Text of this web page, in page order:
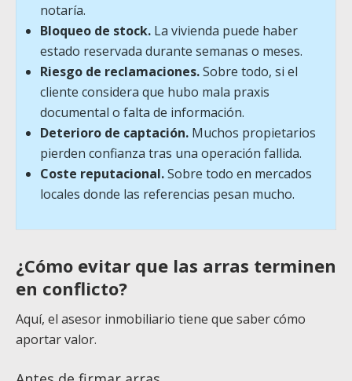
notaría.
Bloqueo de stock. La vivienda puede haber
estado reservada durante semanas o meses.
Riesgo de reclamaciones.Sobre todo, si el
cliente considera que hubo mala praxis
documental o falta de información.
Deterioro de captación. Muchos propietarios
pierden confianza tras una operación fallida.
Coste reputacional.Sobre todo en mercados
locales donde las referencias pesan mucho.
¿Cómo evitar que las arras terminen
en conflicto?
Aquí, el asesor inmobiliario tiene que saber cómo
aportar valor.